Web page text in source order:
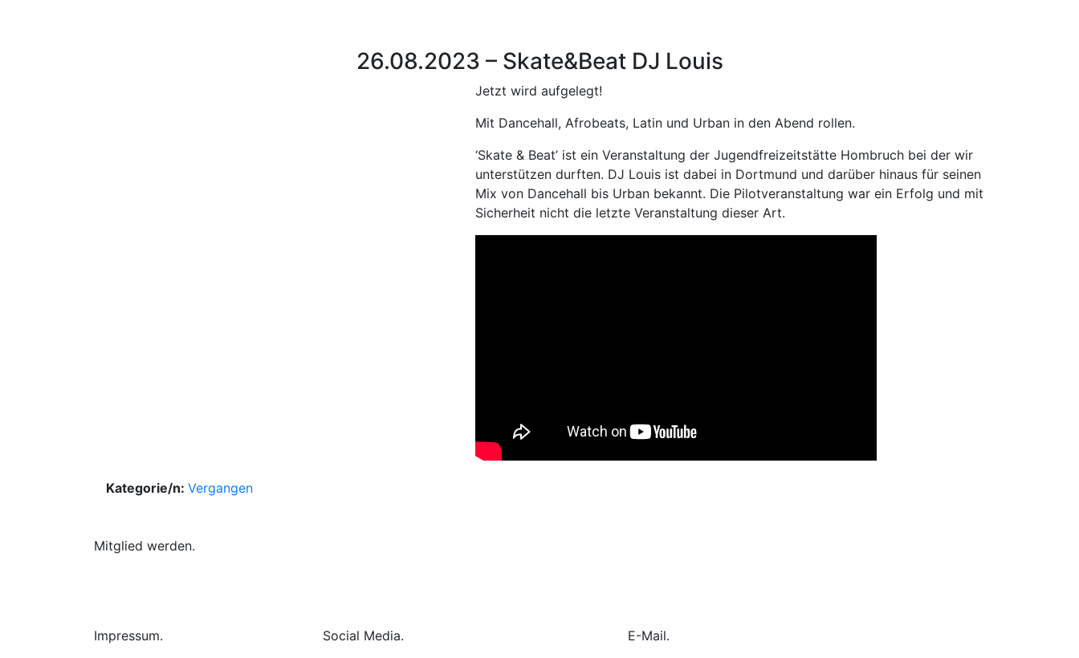
26.08.2023 – Skate&Beat DJ Louis
Jetzt wird aufgelegt!
Mit Dancehall, Afrobeats, Latin und Urban in den Abend rollen.
‘Skate & Beat’ ist ein Veranstaltung der Jugendfreizeitstätte Hombruch bei der wir
unterstützen durften. DJ Louis ist dabei in Dortmund und darüber hinaus für seinen
Mix von Dancehall bis Urban bekannt. Die Pilotveranstaltung war ein Erfolg und mit
Sicherheit nicht die letzte Veranstaltung dieser Art.
Kategorie/n: Vergangen
Mitglied werden.
Impressum. Social Media. E-Mail.